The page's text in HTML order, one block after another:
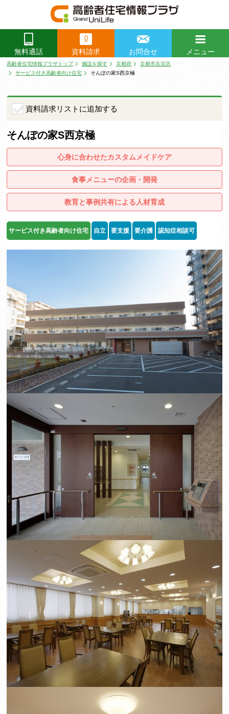
無料通話
0
資料請求 お問合せ
メニュー
高齢者住宅情報プラザトップ 施設を探す 京都府
京都市右京区
サービス付き高齢者向け住宅
そんぽの家S西京極
資料請求リストに追加する
そんぽの家S西京極
心身に合わせたカスタムメイドケア
食事メニューの企画・開発
教育と事例共有による人材育成
サービス付き高齢者向け住宅 自立 要支援 要介護 認知症相談可